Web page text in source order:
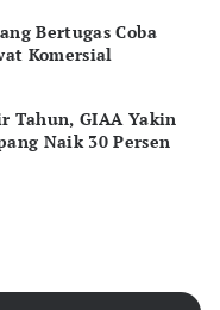
Bertugas Coba
Komersial
Tahun, GIAA Yakin
Naik 30 Persen